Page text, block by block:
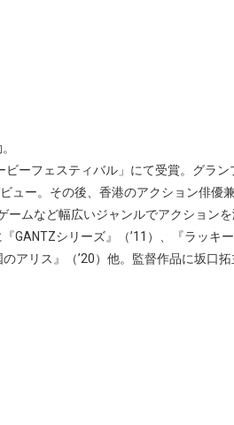
ーフェスティバル」にて受賞。グラ
ュー。その後、香港のアクション俳優
ムなど幅広いジャンルでアクション
シリーズ』（’11）、『ラッキ
アリス』（’20）他。監督作品に坂口拓